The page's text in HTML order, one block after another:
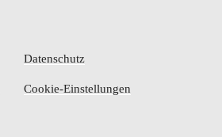
Datenschutz
Cookie-Einstellungen